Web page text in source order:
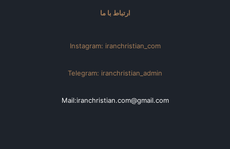
ارتباط با ما
Instagram: iranchristian_com
Telegram: iranchristian_admin
Mail:iranchristian.com@gmail.com